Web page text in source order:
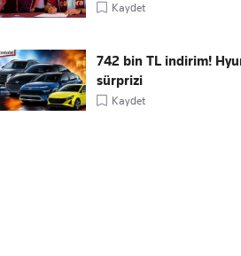
Kaydet
742 bin TL indirim!
sürprizi
Kaydet